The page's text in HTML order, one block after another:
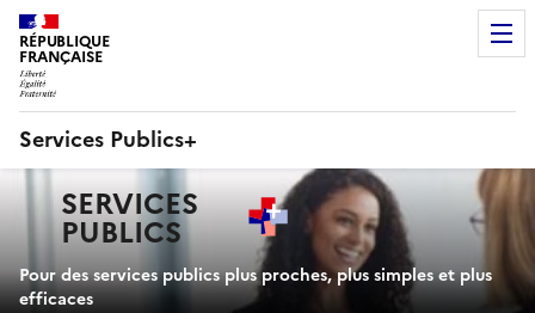
RÉPUBLIQUE
FRANÇAISE
Services Publics+
principaleSERVICES
PUBLICS+
Pour des services publics plus proches, plus simples et plus
efficaces